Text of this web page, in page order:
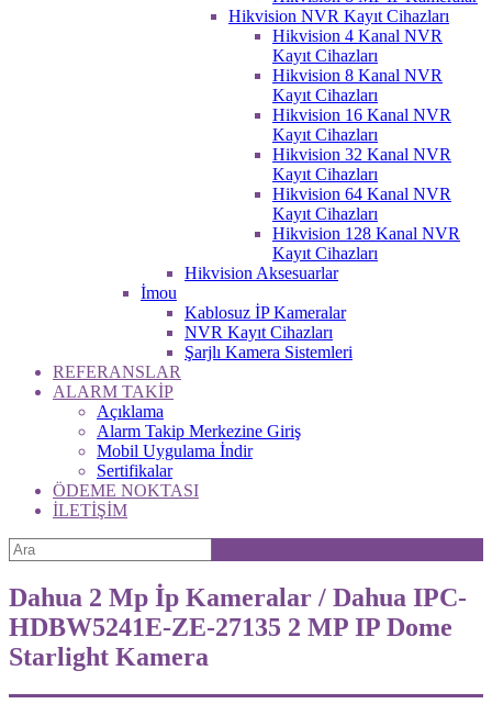
Hikvision NVR Kayıt Cihazları
Hikvision 4 Kanal NVR
Kayıt Cihazları
Hikvision 8 Kanal NVR
Kayıt Cihazları
Hikvision 16 Kanal NVR
Kayıt Cihazları
Hikvision 32 Kanal NVR
Kayıt Cihazları
Hikvision 64 Kanal NVR
Kayıt Cihazları
Hikvision 128 Kanal NVR
Kayıt Cihazları
Hikvision Aksesuarlar
İmou
Kablosuz İP Kameralar
NVR Kayıt Cihazları
Şarjlı Kamera Sistemleri
REFERANSLAR
ALARM TAKİP
Açıklama
Alarm Takip Merkezine Giriş
Mobil Uygulama İndir
Sertifikalar
ÖDEME NOKTASI
İLETİŞİM
Dahua 2 Mp İp Kameralar / Dahua IPC-
HDBW5241E-ZE-27135 2 MP IP Dome
Starlight Kamera